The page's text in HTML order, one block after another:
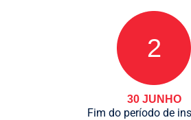
2
30 JUNHO
Fim do período de